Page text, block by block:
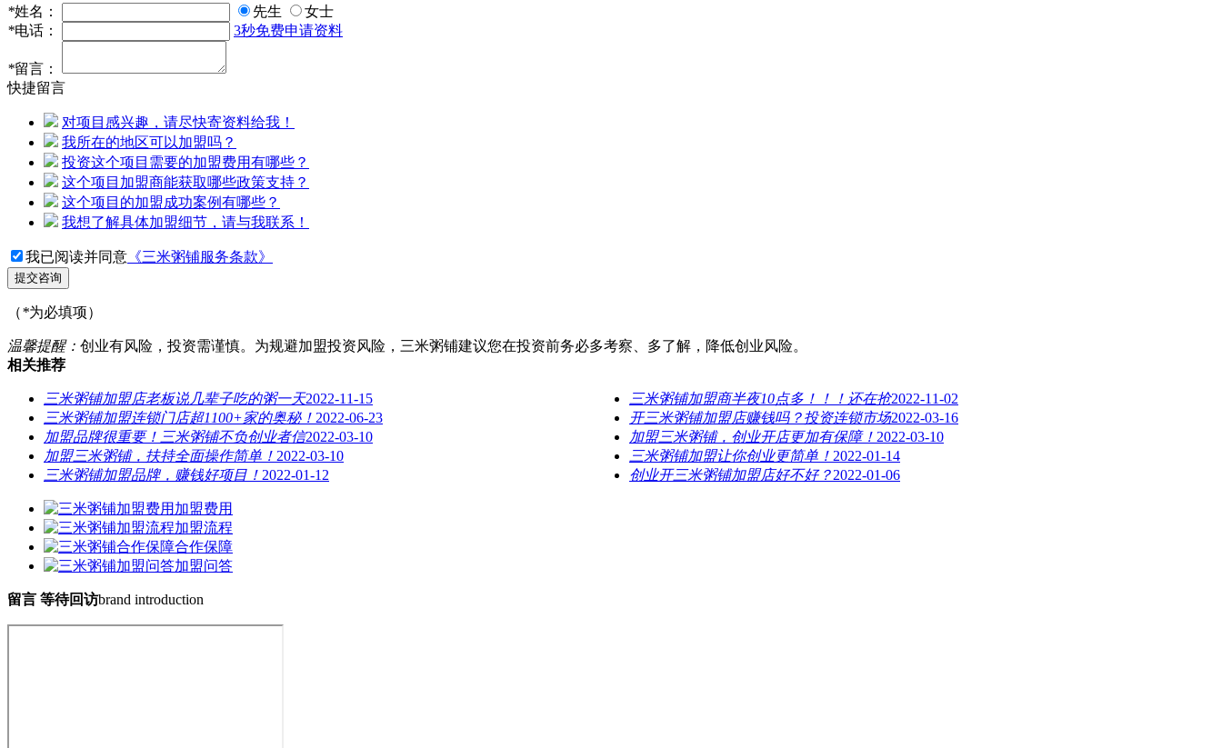
*姓名： 先生
女士
*电话： 3秒免费申请资料
*留言：
快捷留言
对项目感兴趣，请尽快寄资料给我！
我所在的地区可以加盟吗？
投资这个项目需要的加盟费用有哪些？
这个项目加盟商能获取哪些政策支持？
这个项目的加盟成功案例有哪些？
我想了解具体加盟细节，请与我联系！
我已阅读并同意 《三米粥铺服务条款》
提交咨询
（*为必填项）
温馨提醒： 创业有风险，投资需谨慎。为规避加盟投资风险，三米粥铺建议您在投资前务必多考察、多了解，降低创业风险。
相关推荐
三米粥铺加盟店老板说几辈子吃的粥一天2022-11-15 三米粥铺加盟商半夜10点多！！！还在抢2022-11-02
三米粥铺加盟连锁门店超1100+家的奥秘！ 2022-06-23 开三米粥铺加盟店赚钱吗？投资连锁市场2022-03-16
加盟品牌很重要！三米粥铺不负创业者信2022-03-10 加盟三米粥铺，创业开店更加有保障！ 2022-03-10
加盟三米粥铺，扶持全面操作简单！ 2022-03-10 三米粥铺加盟让你创业更简单！ 2022-01-14
三米粥铺加盟品牌，赚钱好项目！ 2022-01-12 创业开三米粥铺加盟店好不好？2022-01-06
加盟费用
加盟流程
合作保障
加盟问答
留言 等待回访brand introduction